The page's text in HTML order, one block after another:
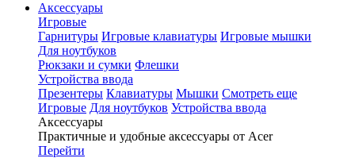
Аксессуары
Игровые
Гарнитуры Игровые клавиатуры Игровые мышки
Для ноутбуков
Рюкзаки и сумки Флешки
Устройства ввода
Презентеры Клавиатуры Мышки Смотреть еще
Игровые Для ноутбуков Устройства ввода
Аксессуары
Практичные и удобные аксессуары от Acer
Перейти